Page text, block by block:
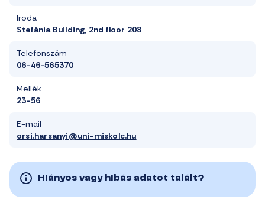
Iroda
Stefánia Building, 2nd floor 208
Telefonszám
06-46-565370
Mellék
23-56
E-mail
orsi.harsanyi@uni-miskolc.hu
Hiányos vagy hibás adatot talált?